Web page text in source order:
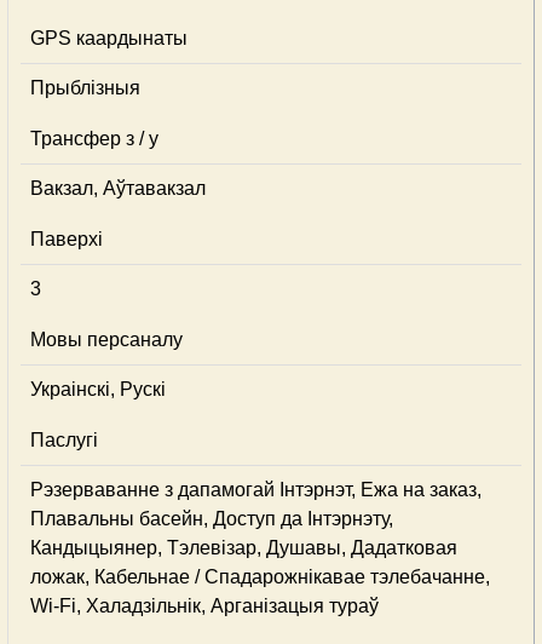
GPS каардынаты
Прыблізныя
Трансфер з / у
Вакзал, Аўтавакзал
Паверхі
3
Мовы персаналу
Украінскі, Рускі
Паслугі
Рэзерваванне з дапамогай Інтэрнэт, Ежа на заказ,
Плавальны басейн, Доступ да Інтэрнэту,
Кандыцыянер, Тэлевізар, Душавы, Дадатковая
ложак, Кабельнае / Спадарожнiкавае тэлебачанне,
Wi-Fi, Халадзільнік, Арганізацыя тураў